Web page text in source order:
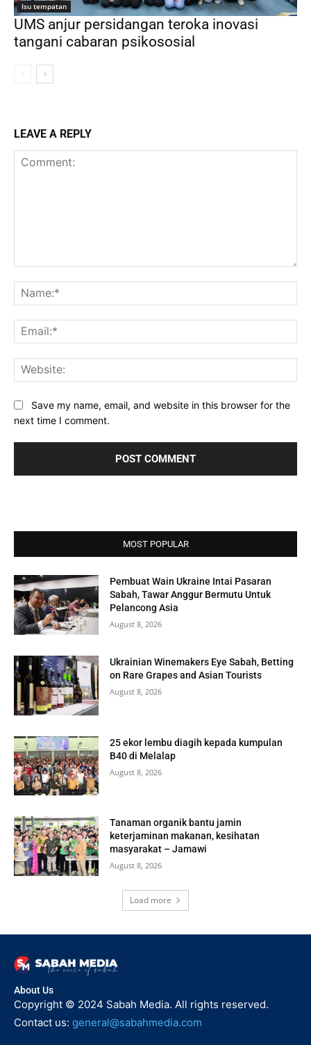
Isu tempatan
UMS anjur persidangan teroka inovasi
tangani cabaran psikososial
LEAVE A REPLY
Save my name, email, and website in this browser for the
next time I comment.
MOST POPULAR
Pembuat Wain Ukraine Intai Pasaran
Sabah, Tawar Anggur Bermutu Untuk
Pelancong Asia
August 8, 2026
Ukrainian Winemakers Eye Sabah, Betting
on Rare Grapes and Asian Tourists
August 8, 2026
25 ekor lembu diagih kepada kumpulan
B40 di Melalap
August 8, 2026
Tanaman organik bantu jamin
keterjaminan makanan, kesihatan
masyarakat – Jamawi
August 8, 2026
Load more
About Us
Copyright © 2024 Sabah Media. All rights reserved.
Contact us: general@sabahmedia.com